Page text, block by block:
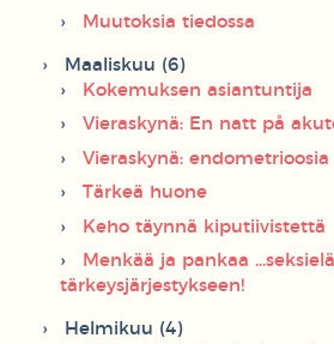
Muutoksia tiedossa
Maaliskuu (6)
Kokemuksen asiantuntija
Vieraskynä: En natt på
Vieraskynä:
Tärkeä huone
Keho täynnä kiputiivistettä
Menkää ja pankaa
tärkeysjärjestykseen!
Helmikuu (4)